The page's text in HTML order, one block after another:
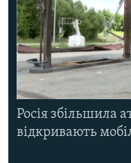
Росія збільшила
відкривають